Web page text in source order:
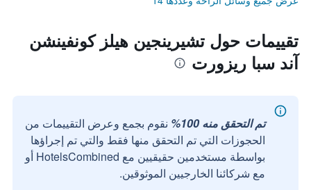
تقييمات حول تشيرينجين هيلز كونفينشن
آند سبا ريزورت
تم التحقق منه 100%
نقوم بجمع وعرض التقييمات من
الحجوزات التي تم التحقق منها فقط والتي تم إجراؤها
بواسطة مستخدمين حقيقيين مع HotelsCombined أو
مع شركائنا الخارجيين الموثوقين.